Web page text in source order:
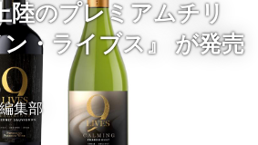
陸のプレミアムチリ
・ライブス』 が発売
集部